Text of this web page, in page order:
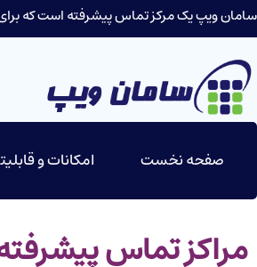
سامان ویپ یک مرکز تماس پیشرفته است که برای
صفحه نخست امکانات و
مراکز تماس